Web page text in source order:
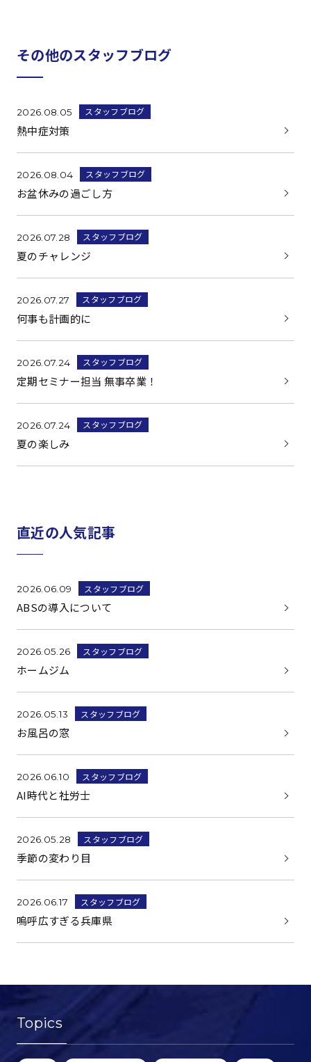
Topics
その他のスタッフブログ
2026.08.05 スタッフブログ
熱中症対策
2026.08.04 スタッフブログ
お盆休みの過ごし方
2026.07.28 スタッフブログ
夏のチャレンジ
2026.07.27 スタッフブログ
何事も計画的に
2026.07.24 スタッフブログ
定期セミナー担当 無事卒業！
2026.07.24 スタッフブログ
夏の楽しみ
直近の人気記事
2026.06.09 スタッフブログ
ABSの導入について
2026.05.26 スタッフブログ
ホームジム
2026.05.13 スタッフブログ
お風呂の窓
2026.06.10 スタッフブログ
AI時代と社労士
2026.05.28 スタッフブログ
季節の変わり目
2026.06.17 スタッフブログ
嗚呼広すぎる兵庫県